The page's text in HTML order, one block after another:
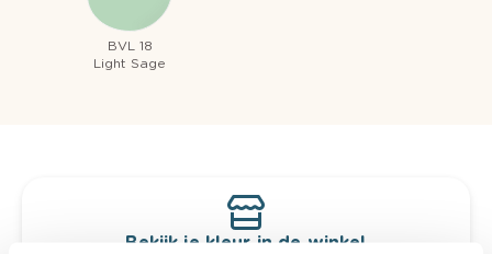
BVL 18
Light Sage
Bekijk je kleur in de winkel